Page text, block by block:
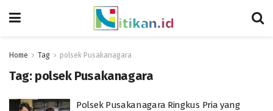
Home Tag polsek Pusakanagara
Tag: polsek Pusakanagara
Polsek Pusakanagara Ringkus Pria yang